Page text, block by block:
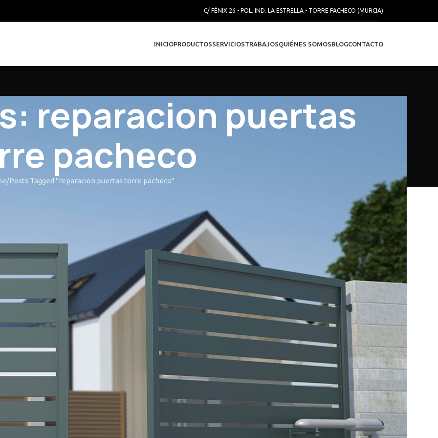
C/ FÉNIX 26 - POL. IND. LA ESTRELLA - TORRE PACHECO (MURCIA)
INICIOPRODUCTOSSERVICIOSTRABAJOSQUIÉNES SOMOSBLOGCONTACTO
reparacion puertas
pacheco
Posts Tagged "reparacion puertas torre pacheco"